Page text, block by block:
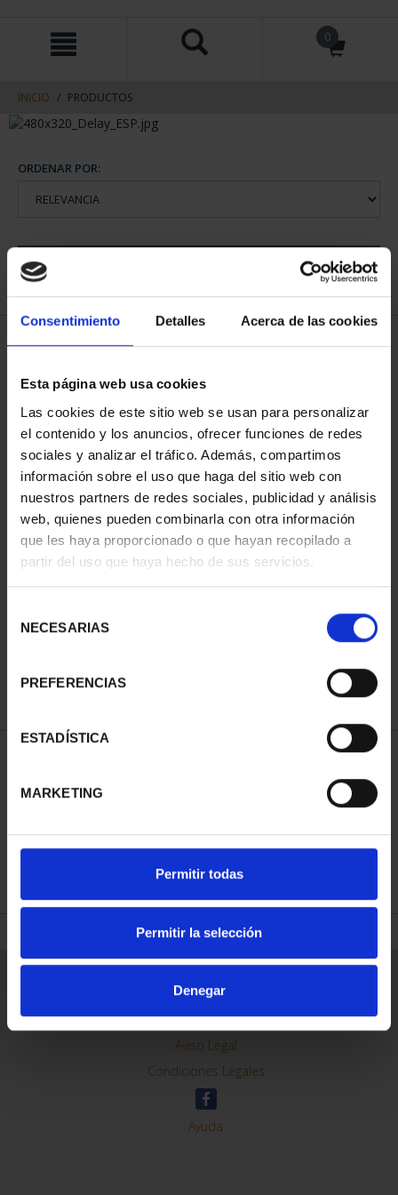
Consentimiento Detalles Acerca de las cookies
Esta página web usa cookies
Las cookies de este sitio web se usan para personalizar
el contenido y los anuncios, ofrecer funciones de redes
sociales y analizar el tráfico. Además, compartimos
información sobre el uso que haga del sitio web con
nuestros partners de redes sociales, publicidad y análisis
web, quienes pueden combinarla con otra información
que les haya proporcionado o que hayan recopilado a
partir del uso que haya hecho de sus servicios.
NECESARIAS
PREFERENCIAS
ESTADÍSTICA
MARKETING
Permitir todas
Permitir la selección
Denegar
contenido
navegacin
0
INICIO PRODUCTOS
ORDENAR POR:
1 Productos encontrados
73,00 €
REFINAR
Contacto
Preguntas Frequentes (FAQs)
Aviso Legal
Condiciones Legales
Ayuda